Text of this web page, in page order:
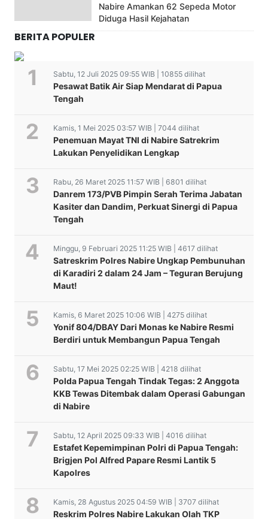
Nabire Amankan 62 Sepeda Motor
Diduga Hasil Kejahatan
BERITA POPULER
Sabtu, 12 Juli 2025 09:55 WIB | 10855 dilihat
Pesawat Batik Air Siap Mendarat di Papua
Tengah
Kamis, 1 Mei 2025 03:57 WIB | 7044 dilihat
Penemuan Mayat TNI di Nabire Satrekrim
Lakukan Penyelidikan Lengkap
Rabu, 26 Maret 2025 11:57 WIB | 6801 dilihat
Danrem 173/PVB Pimpin Serah Terima Jabatan
Kasiter dan Dandim, Perkuat Sinergi di Papua
Tengah
Minggu, 9 Februari 2025 11:25 WIB | 4617 dilihat
Satreskrim Polres Nabire Ungkap Pembunuhan
di Karadiri 2 dalam 24 Jam – Teguran Berujung
Maut!
Kamis, 6 Maret 2025 10:06 WIB | 4275 dilihat
Yonif 804/DBAY Dari Monas ke Nabire Resmi
Berdiri untuk Membangun Papua Tengah
Sabtu, 17 Mei 2025 02:25 WIB | 4218 dilihat
Polda Papua Tengah Tindak Tegas: 2 Anggota
KKB Tewas Ditembak dalam Operasi Gabungan
di Nabire
Sabtu, 12 April 2025 09:33 WIB | 4016 dilihat
Estafet Kepemimpinan Polri di Papua Tengah:
Brigjen Pol Alfred Papare Resmi Lantik 5
Kapolres
Kamis, 28 Agustus 2025 04:59 WIB | 3707 dilihat
Reskrim Polres Nabire Lakukan Olah TKP